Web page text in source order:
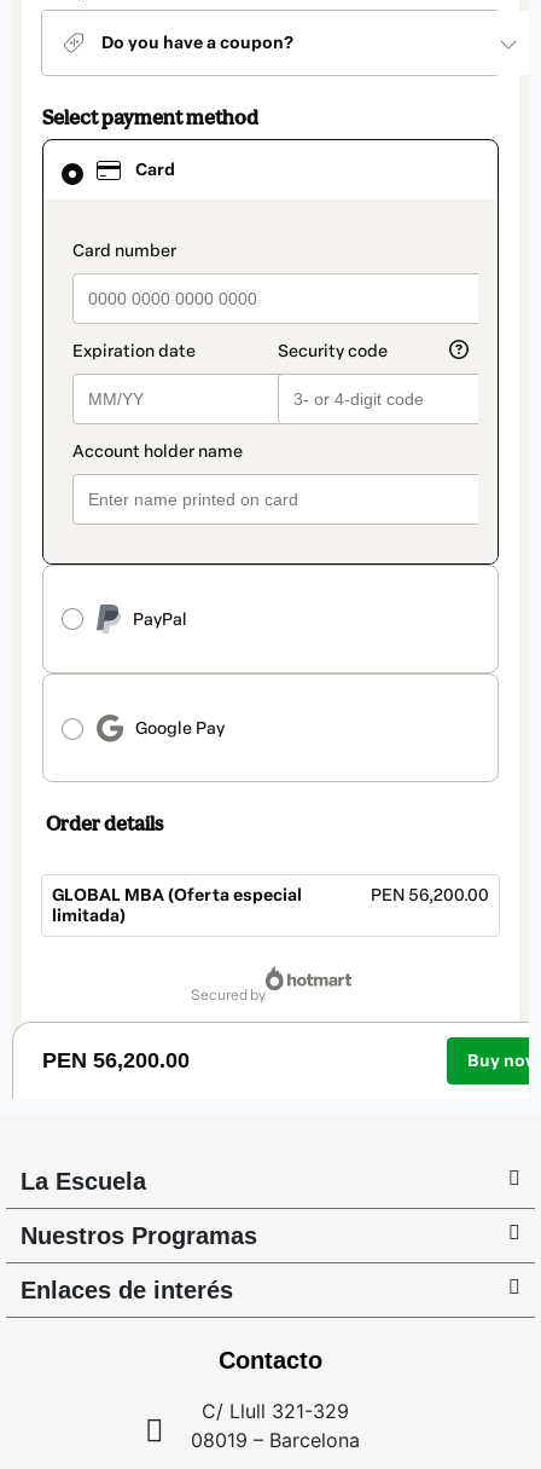
La Escuela
Nuestros Programas
Enlaces de interés
Contacto
C/ Llull 321-329
08019 – Barcelona